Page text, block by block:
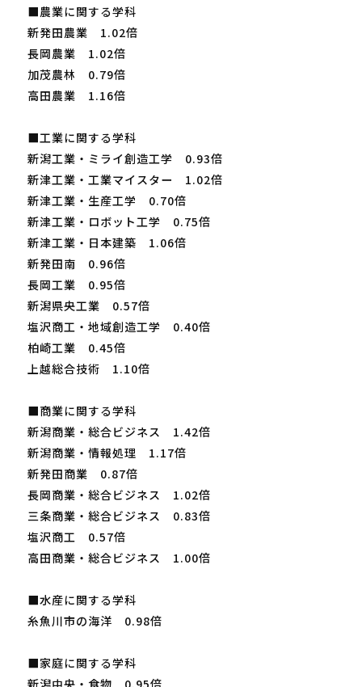
■農業に関する学科
新発田農業 1.02倍
長岡農業 1.02倍
加茂農林 0.79倍
高田農業 1.16倍
■工業に関する学科
新潟工業・ミライ創造工学 0.93倍
新津工業・工業マイスター 1.02倍
新津工業・生産工学 0.70倍
新津工業・ロボット工学 0.75倍
新津工業・日本建築 1.06倍
新発田南 0.96倍
長岡工業 0.95倍
新潟県央工業 0.57倍
塩沢商工・地域創造工学 0.40倍
柏崎工業 0.45倍
上越総合技術 1.10倍
■商業に関する学科
新潟商業・総合ビジネス 1.42倍
新潟商業・情報処理 1.17倍
新発田商業 0.87倍
長岡商業・総合ビジネス 1.02倍
三条商業・総合ビジネス 0.83倍
塩沢商工 0.57倍
高田商業・総合ビジネス 1.00倍
■水産に関する学科
糸魚川市の海洋 0.98倍
■家庭に関する学科
新潟中央・食物 0.95倍